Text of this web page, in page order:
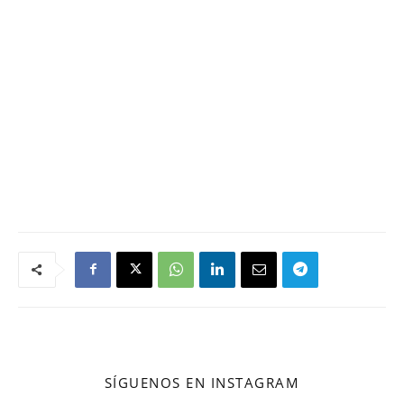
SÍGUENOS EN INSTAGRAM